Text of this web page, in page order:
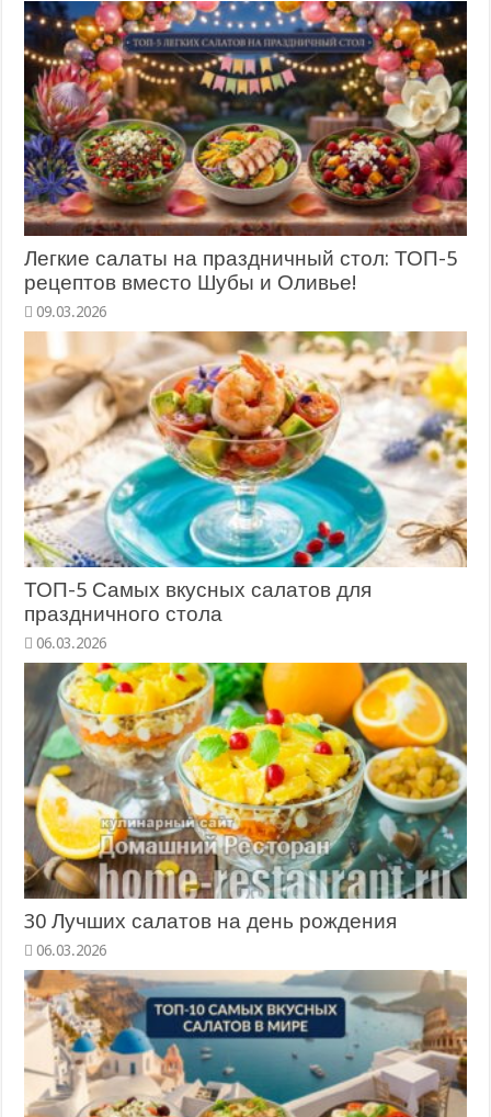
Легкие салаты на праздничный стол: ТОП-5
рецептов вместо Шубы и Оливье!
09.03.2026
ТОП-5 Самых вкусных салатов для
праздничного стола
06.03.2026
30 Лучших салатов на день рождения
06.03.2026